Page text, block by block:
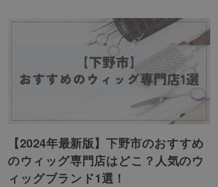
【2024年最新版】下野市のおすすめ
のウィッグ専門店はどこ？人気のウ
ィッグブランド1選！